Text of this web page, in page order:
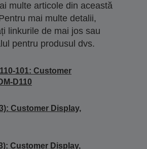
multe articole din această
mai multe detalii,
linkurile de mai jos sau
pentru produsul dvs.
101: Customer
D110
Customer Display,
Customer Display,